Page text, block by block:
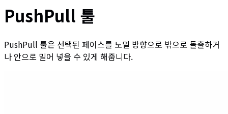
PushPull 툴
PushPull 툴은 선택된 페이스를 노멀 방향으로 밖으로 돌출하거
나 안으로 밀어 넣을 수 있게 해줍니다.